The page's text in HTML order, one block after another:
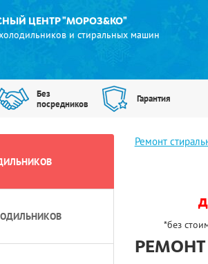
ЦЕНТР "МОРОЗ&КО"
и стиральных машин
Без
посредников
Гарантия
Ремонт
*без